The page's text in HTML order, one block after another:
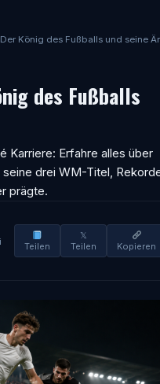
König des Fußballs und seine
des Fußballs
Karriere: Erfahre alles über
drei WM-Titel,
prägte.
Teilen
𝕏
Teilen
Kopieren